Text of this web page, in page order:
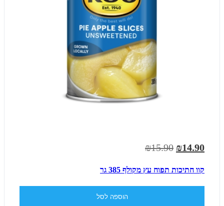
₪14.90
₪15.90
קוו חתיכות תפוח עץ מקולף 385 גר
הוספה לסל